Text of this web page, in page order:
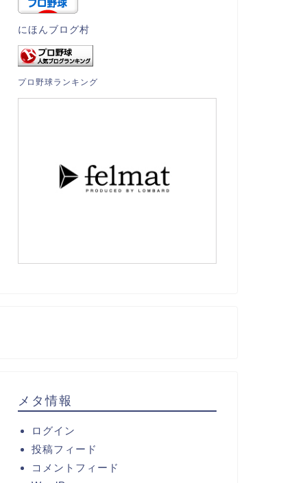
にほんブログ村
プロ野球ランキング
メタ情報
ログイン
投稿フィード
コメントフィード